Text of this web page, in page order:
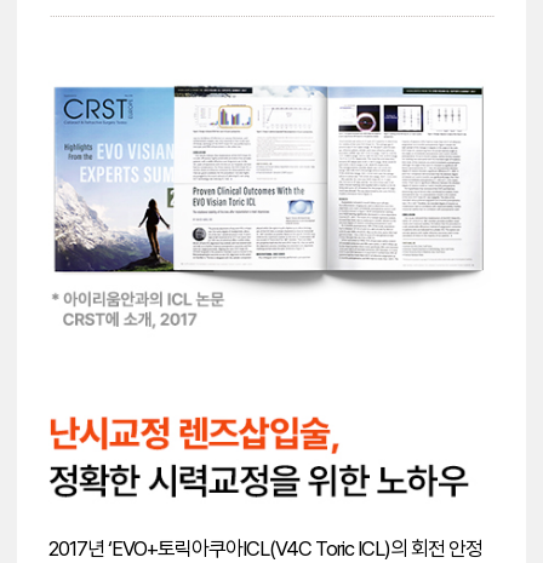
2017년 ‘EVO+토릭아쿠아ICL(V4C Toric ICL)의 회전 안정